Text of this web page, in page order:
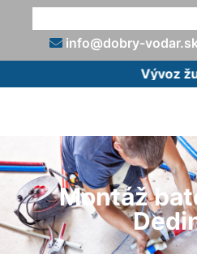
info@dobry-
Vývoz
Montáž